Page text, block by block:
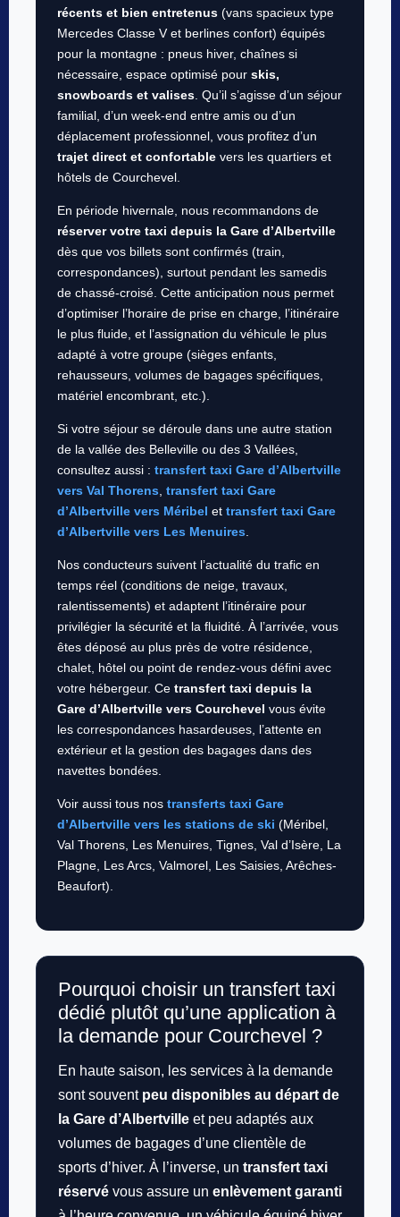
récents et bien entretenus (vans spacieux type
Mercedes Classe V et berlines confort) équipés
pour la montagne : pneus hiver, chaînes si
nécessaire, espace optimisé pour skis,
snowboards et valises . Qu’il s’agisse d’un séjour
familial, d’un week-end entre amis ou d’un
déplacement professionnel, vous profitez d’un
trajet direct et confortable vers les quartiers et
hôtels de Courchevel.
En période hivernale, nous recommandons de
réserver votre taxi depuis la Gare d’Albertville
dès que vos billets sont confirmés (train,
correspondances), surtout pendant les samedis
de chassé-croisé. Cette anticipation nous permet
d’optimiser l’horaire de prise en charge, l’itinéraire
le plus fluide, et l’assignation du véhicule le plus
adapté à votre groupe (sièges enfants,
rehausseurs, volumes de bagages spécifiques,
matériel encombrant, etc.).
Si votre séjour se déroule dans une autre station
de la vallée des Belleville ou des 3 Vallées,
consultez aussi : transfert taxi Gare d’Albertville
vers Val Thorens transfert taxi Gare
d’Albertville vers Méribel et transfert taxi Gare
d’Albertville vers Les Menuires
Nos conducteurs suivent l’actualité du trafic en
temps réel (conditions de neige, travaux,
ralentissements) et adaptent l’itinéraire pour
privilégier la sécurité et la fluidité. À l’arrivée, vous
êtes déposé au plus près de votre résidence,
chalet, hôtel ou point de rendez-vous défini avec
votre hébergeur. Ce transfert taxi depuis la
Gare d’Albertville vers Courchevel vous évite
les correspondances hasardeuses, l’attente en
extérieur et la gestion des bagages dans des
navettes bondées.
Voir aussi tous nos transferts taxi Gare
d’Albertville vers les stations de ski (Méribel,
Val Thorens, Les Menuires, Tignes, Val d’Isère, La
Plagne, Les Arcs, Valmorel, Les Saisies, Arêches-
Beaufort).
Pourquoi choisir un transfert taxi
dédié plutôt qu’une application à
la demande pour Courchevel ?
En haute saison, les services à la demande
sont souvent peu disponibles au départ de
la Gare d’Albertville et peu adaptés aux
volumes de bagages d’une clientèle de
sports d’hiver. À l’inverse, un transfert taxi
réservé vous assure un enlèvement garanti